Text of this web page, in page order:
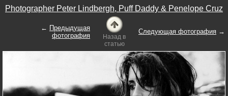
Photographer Peter Lindbergh, Puff Daddy & Penelope Cruz
← Предыдущая
фотография
Назад в
статью
Следующая фотография →